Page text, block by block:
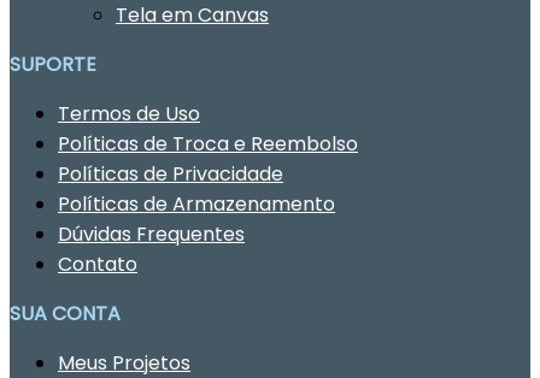
Tela em Canvas
SUPORTE
Termos de Uso
Políticas de Troca e Reembolso
Políticas de Privacidade
Políticas de Armazenamento
Dúvidas Frequentes
Contato
SUA CONTA
Meus Projetos